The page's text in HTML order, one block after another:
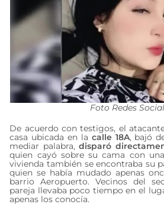
Foto Redes
De acuerdo con testigos, el
casa ubicada en la calle 18A, bajó
mediar palabra,disparó
quien cayó sobre su cama con
vivienda también se encontraba su
quien se había mudado apenas
barrio Aeropuerto. Vecinos del
pareja llevaba poco tiempo en el
apenas los conocía.